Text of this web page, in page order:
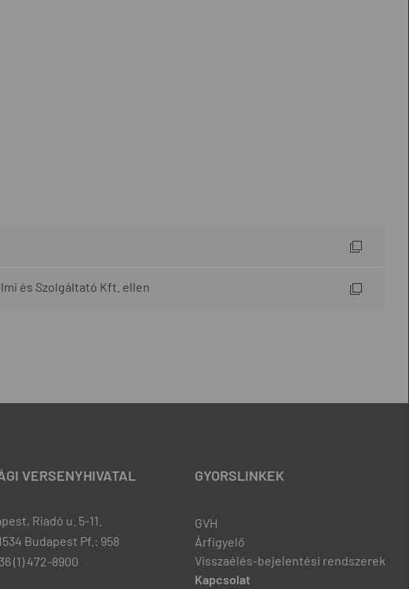
és Szolgáltató Kft. ellen
VERSENYHIVATAL
Riadó u. 5-11.
Budapest Pf.: 958
(1) 472-8900
GYORSLINKEK
GVH
Árfigyelő
Visszaélés-bejelentési rendszerek
Kapcsolat